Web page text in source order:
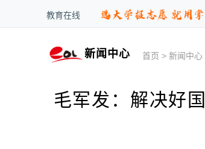
教育在线
新闻中心 首页 >新闻中心
毛军发：解决好